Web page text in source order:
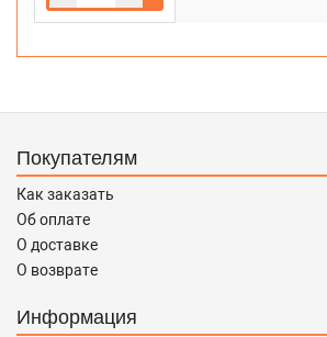
Покупателям
Как заказать
Об оплате
О доставке
О возврате
Информация